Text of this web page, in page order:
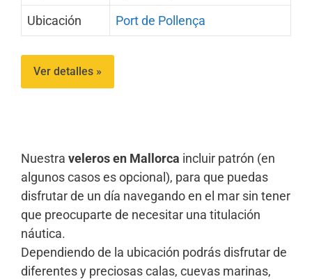
Ubicación Port de Pollença
Ver detalles »
Nuestra veleros en Mallorca incluir patrón (en
algunos casos es opcional), para que puedas
disfrutar de un día navegando en el mar sin tener
que preocuparte de necesitar una titulación
náutica.
Dependiendo de la ubicación podrás disfrutar de
diferentes y preciosas calas, cuevas marinas,